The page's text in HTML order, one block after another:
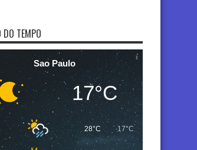
DO TEMPO
Sao Paulo
17°C
28°C 17°C